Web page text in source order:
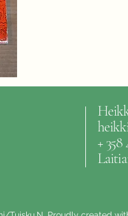
+ 358